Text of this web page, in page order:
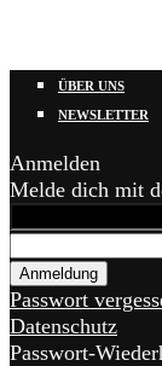
ÜBER UNS
NEWSLETTER
Anmelden
Melde dich mit
Passwort
Datenschutz
Passwort-